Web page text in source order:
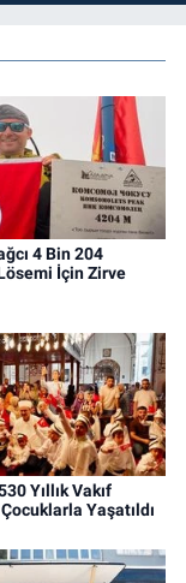
4 Bin 204
İçin Zirve
Yıllık Vakıf
Yaşatıldı